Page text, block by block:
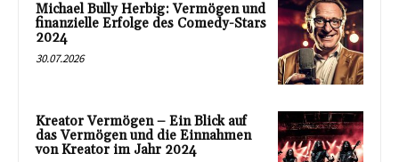
Michael Bully Herbig: Vermögen und
finanzielle Erfolge des Comedy-Stars
2024
30.07.2026
Kreator Vermögen – Ein Blick auf
das Vermögen und die Einnahmen
von Kreator im Jahr 2024